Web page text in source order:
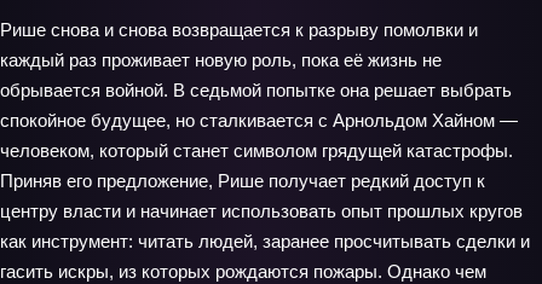
Рише снова и снова возвращается к разрыву помолвки и
каждый раз проживает новую роль, пока её жизнь не
обрывается войной. В седьмой попытке она решает выбрать
спокойное будущее, но сталкивается с Арнольдом Хайном —
человеком, который станет символом грядущей катастрофы.
Приняв его предложение, Рише получает редкий доступ к
центру власти и начинает использовать опыт прошлых кругов
как инструмент: читать людей, заранее просчитывать сделки и
гасить искры, из которых рождаются пожары. Однако чем